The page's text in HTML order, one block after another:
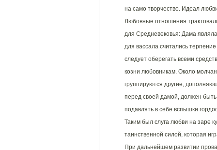
на само творчество. Идеал
Любовные отношения
для Средневековья: Дама
для вассала считались
следует оберегать всеми
козни любовникам. Около
группируются другие,
перед своей дамой, должен
подавлять в себе вспышки
Таким был слуга любви на заре
таинственной силой, которая
При дальнейшем развитии